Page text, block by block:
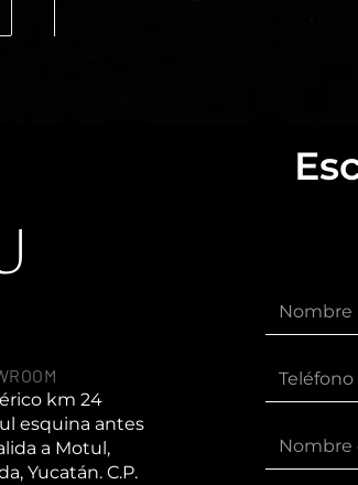
km 24
esquina antes
a Motul,
Yucatán. C.P.